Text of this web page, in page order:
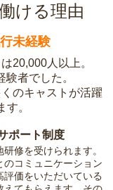
ける理由
未経験
20,000人以上。
者でした。
のキャストが活躍
。
ポート制度
修を受けられます。
のコミュニケーション
評価をいただいている